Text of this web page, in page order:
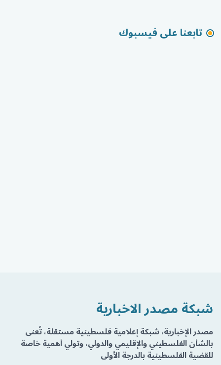
تابعنا على فيسبوك
شبكة مصدر الاخبارية
مصدر الإخبارية، شبكة إعلامية فلسطينية مستقلة، تُعنى
بالشأن الفلسطيني والإقليمي والدولي، وتولي أهمية خاصة
للقضية الفلسطينية بالدرجة الأولى